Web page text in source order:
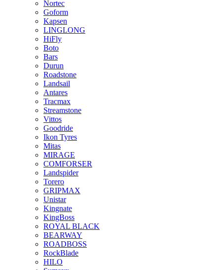
Nortec
Goform
Kapsen
LINGLONG
HiFly
Boto
Bars
Durun
Roadstone
Landsail
Antares
Tracmax
Streamstone
Vittos
Goodride
Ikon Tyres
Mitas
MIRAGE
COMFORSER
Landspider
Torero
GRIPMAX
Unistar
Kingnate
KingBoss
ROYAL BLACK
BEARWAY
ROADBOSS
RockBlade
HILO